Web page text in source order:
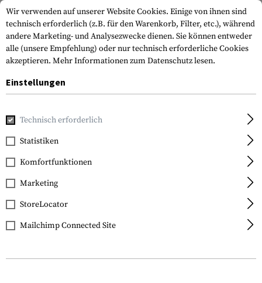
Home Waffenzubehör
FILTER
Wir verwenden auf unserer Website Cookies. Einige von ihnen sind
technisch erforderlich (z.B. für den Warenkorb, Filter, etc.), während
andere Marketing- und Analysezwecke dienen. Sie können entweder
alle (unsere Empfehlung) oder nur technisch erforderliche Cookies
akzeptieren. Mehr Informationen zum Datenschutz lesen.
Einstellungen
Technisch erforderlich
Statistiken
Komfortfunktionen
Marketing
StoreLocator
Mailchimp Connected Site